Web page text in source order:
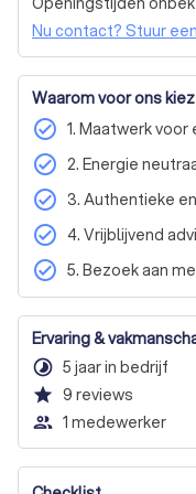
vrijblijvend
doornemen en de
om uw interieur naar
een gratis offerte
creëren.
TV-meubel /
Nu contact? Stuur
Waarom voor ons
check_circle 1. Maatwerk voor
check_circle 2. Energie
check_circle 3. Authentieke
check_circle 4. Vrijblijvend
check_circle 5. Bezoek aan
Ervaring &
timelapse 5 jaar in bedrijf
star 9 reviews
people_outline 1 medewerker